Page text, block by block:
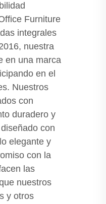
Furniture
integrales
nuestra
en una marca
en el
Nuestros
con
duradero y
con
elegante y
con la
las
nuestros
y otros